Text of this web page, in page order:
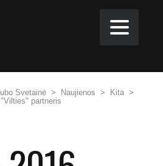
Svetainė > Naujienos > Kita >
partneris